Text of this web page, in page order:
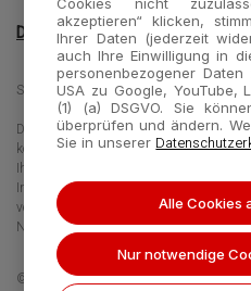
Datenschutzrichtlinie
Seegene Germany GmbH -
Die Informationen auf dieser Website richten
können Produktdaten oder -informationen
Ihrem Land nicht erhältlich sind. Beachten
Informationen verantwortlich sind, die in
verordnungen widersprechen bzw. einer
Nutzungsbeschränkungen unterliegen.
©2019-2026 Seegene Inc.
akzeptieren“ klicken,
Ihrer Daten (jederzeit
auch Ihre Einwilligung in
personenbezogener
USA zu Google, YouTube,
(1) (a) DSGVO. Sie
überprüfen und ändern.
Sie in unserer
Alle Cookies
Nur notwendige